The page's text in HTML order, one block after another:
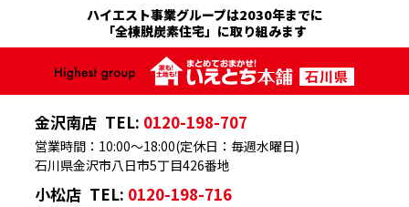
ハイエスト事業グループは2030年までに
「全棟脱炭素住宅」に取り組みます
金沢南店 TEL: 0120-198-707
石川県金沢市八日市5丁目426番地
営業時間：10:00～18:00(定休日：毎週水曜日)
小松店 TEL: 0120-198-716